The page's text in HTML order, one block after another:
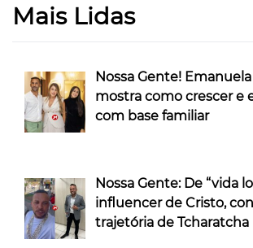
Mais Lidas
Nossa Gente!
mostra como crescer e
com base familiar
Nossa Gente: De “vida
influencer de Cristo,
trajetória de Tcharatcha